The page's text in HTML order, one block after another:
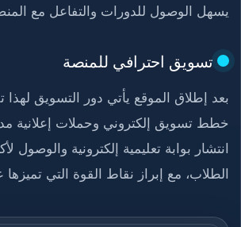
يسهل الوصول للدورات والتفاعل مع
تسويق احترافي للمنصة
بعد إطلاق الموقع يأتي دور التسويق لهذا
خطط تسويق إلكتروني وحملات إعلانية
انتشار بوابة تعليمية إلكترونية والوصول
الطلاب، مع إبراز نقاط القوة التي